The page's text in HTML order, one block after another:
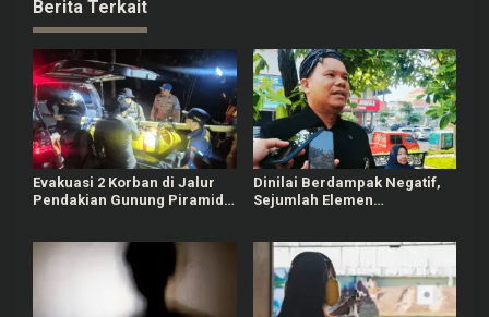
Berita Terkait
Evakuasi 2 Korban di Jalur
Pendakian Gunung Piramid
Dinilai Berdampak Negatif,
Sejumlah Elemen